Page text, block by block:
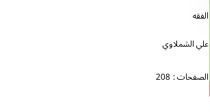
الفقه
علي الشملاوي
الصفحات : 208